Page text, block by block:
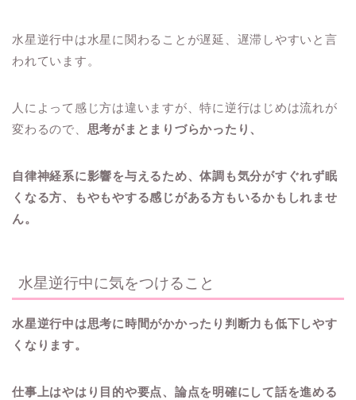
水星逆行中は水星に関わることが遅延、遅滞しやすいと言
われています。
人によって感じ方は違いますが、特に逆行はじめは流れが
変わるので、 思考がまとまりづらかったり、
自律神経系に影響を与えるため、体調も気分がすぐれず眠
くなる方、もやもやする感じがある方もいるかもしれませ
ん。
水星逆行中に気をつけること
水星逆行中は思考に時間がかかったり判断力も低下しやす
くなります。
仕事上はやはり目的や要点、論点を明確にして話を進める